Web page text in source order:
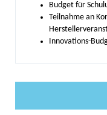
Budget für
Teilnahme an
Innovations-